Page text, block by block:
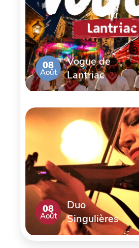
08
Août
Vogue de
Lantriac
08
Août
Duo
Singulières